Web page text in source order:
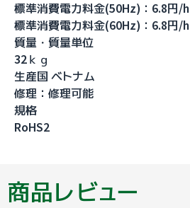
標準消費電力料金(50Hz)：6.8円/h
標準消費電力料金(60Hz)：6.8円/h
質量・質量単位
32ｋｇ
生産国 ベトナム
修理：修理可能
規格
RoHS2
商品レビュー